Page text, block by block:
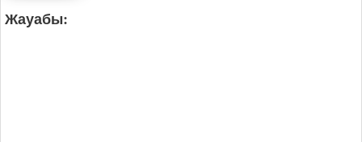
Жауабы: